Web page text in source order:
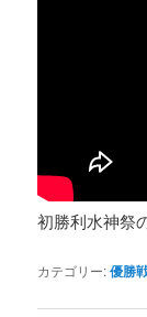
初勝利水神祭
カテゴリー:優勝